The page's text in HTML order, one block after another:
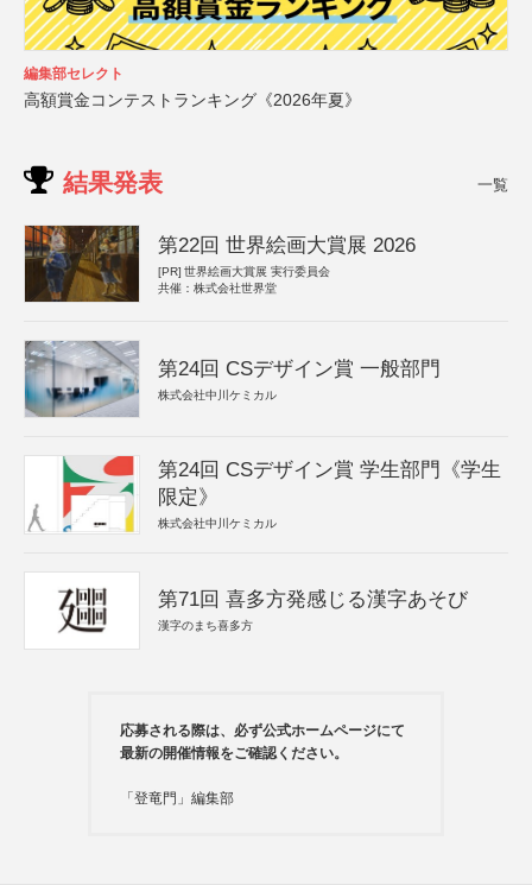
編集部セレクト
高額賞金コンテストランキング《2026年夏》
結果発表 一覧
第22回 世界絵画大賞展 2026
[PR] 世界絵画大賞展 実行委員会
共催：株式会社世界堂
第24回 CSデザイン賞 一般部門
株式会社中川ケミカル
第24回 CSデザイン賞 学生部門《学生
限定》
株式会社中川ケミカル
第71回 喜多方発感じる漢字あそび
漢字のまち喜多方
応募される際は、必ず公式ホームページにて
最新の開催情報をご確認ください。
「登竜門」編集部